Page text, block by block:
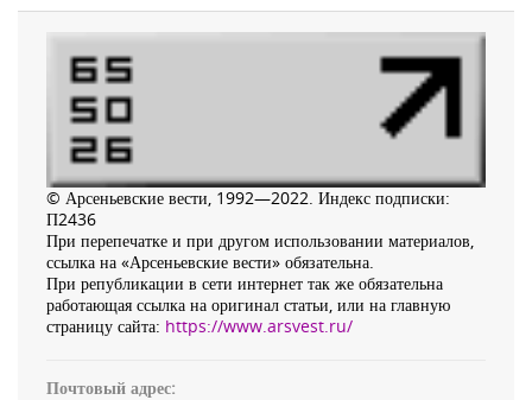
© Арсеньевские вести, 1992—2022. Индекс подписки:
П2436
При перепечатке и при другом использовании материалов,
ссылка на «Арсеньевские вести» обязательна.
При републикации в сети интернет так же обязательна
работающая ссылка на оригинал статьи, или на главную
страницу сайта: https://www.arsvest.ru/
Почтовый адрес: